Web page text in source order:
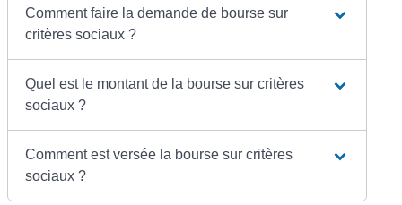
Comment faire la demande de bourse sur
critères sociaux ?
Quel est le montant de la bourse sur critères
sociaux ?
Comment est versée la bourse sur critères
sociaux ?